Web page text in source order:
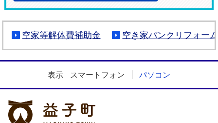
空家等解体費補助金 空き家バンクリフォー
表示 スマートフォン パソコン